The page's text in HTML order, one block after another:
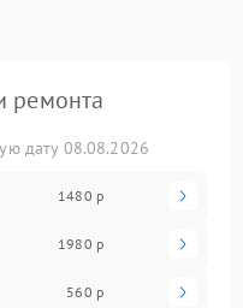
ремонта
дату 08.08.2026
1480 р
1980 р
560 р